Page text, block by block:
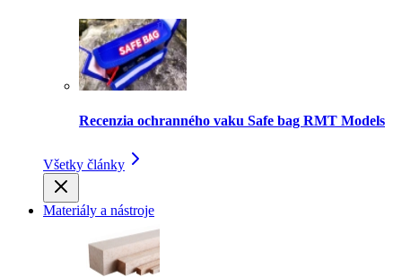
Recenzia ochranného vaku Safe bag RMT Models
Všetky články
Materiály a nástroje